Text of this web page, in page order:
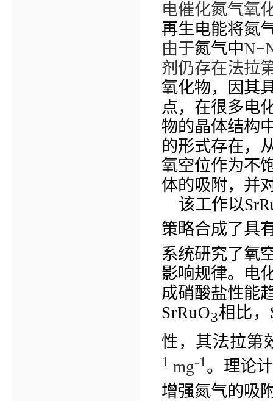
电催化氮气氧
再生电能将氮
由于氮气中N≡
剂仍存在法拉
氧化物，因其
点，在很多电
物的晶体结构
的形式存在，
氧空位作为不
体的吸附，并
该工作以
策略合成了具
系统研究了氧
影响规律。电
成硝酸盐性能
SrRuO3相比，
性，其法拉第
1 mg-1 。 理论
增强氮气的吸